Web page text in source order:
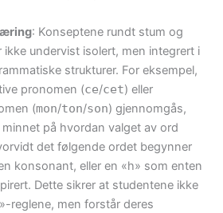
: Konseptene rundt stum og
ikke undervist isolert, men integrert i
strukturer. For eksempel,
pronomen (ce/cet) eller
(mon/ton/son) gjennomgås,
på hvordan valget av ord
det følgende ordet begynner
konsonant, eller en «h» som enten
Dette sikrer at studentene ikke
reglene, men forstår deres